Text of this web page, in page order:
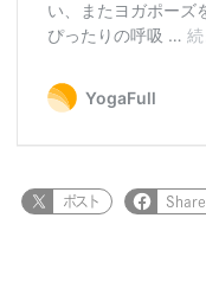
ポスト Share